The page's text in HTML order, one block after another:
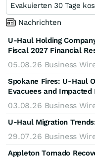
Evakuierten 30 Tage
Nachrichten
U-Haul Holding
Fiscal 2027 Financial
05.08.26 Business
Spokane Fires: U-Haul
Evacuees and Impacted
03.08.26 Business
U-Haul Migration
29.07.26 Business
Appleton Tornado